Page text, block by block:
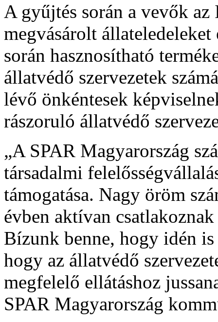
A gyűjtés során a vevők
megvásárolt állateledeleket
során hasznosítható
állatvédő szervezetek
lévő önkéntesek
rászoruló állatvédő
„A SPAR Magyarország
társadalmi
támogatása. Nagy öröm
évben aktívan
Bízunk benne, hogy idén
hogy az állatvédő
megfelelő ellátáshoz
SPAR Magyarország